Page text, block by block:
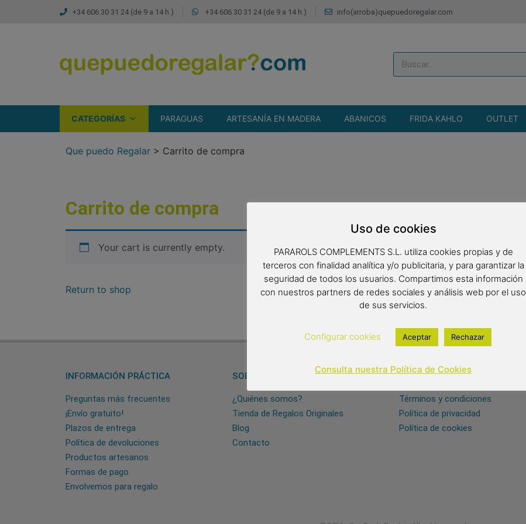
+34 606 30 31 24 (de 9 a 14 h.) +34 606 30 31 24 (de 9 a 14 h.) info(arroba)quepuedoregalar.com
CATEGORÍAS PARAGUAS ARTESANÍA EN MADERA ABANICOS FRIDA KAHLO OUTLET
Que puedo Regalar > Carrito de compra
Carrito de compra
Your cart is currently empty.
Return to shop
INFORMACIÓN PRÁCTICA
Preguntas más frecuentes
¡Envío gratuito!
Plazos de entrega
Política de devoluciones
Productos artesanos
Formas de pago
Envolvemos para regalo
SOBRE NOSOTROS
¿Quiénes somos?
Tienda de Regalos Originales
Blog
Contacto
INFORMACIÓN LEGAL
Términos y condiciones
Política de privacidad
Política de cookies
Uso de cookies
PARAROLS COMPLEMENTS S.L. utiliza cookies propias y de
terceros con finalidad analítica y/o publicitaria, y para garantizar la
seguridad de todos los usuarios. Compartimos esta información
con nuestros partners de redes sociales y análisis web por el uso
de sus servicios.
Configurar cookies Aceptar Rechazar
Consulta nuestra Política de Cookies